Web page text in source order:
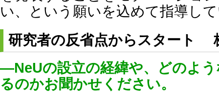
い、という願いを込めて指導し
研究者の反省点からスタート
―NeUの設立の経緯や、どのよ
るのかお聞かせください。